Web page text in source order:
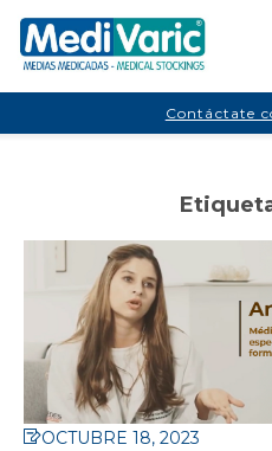
Contáctate
OCTUBRE 18, 2023